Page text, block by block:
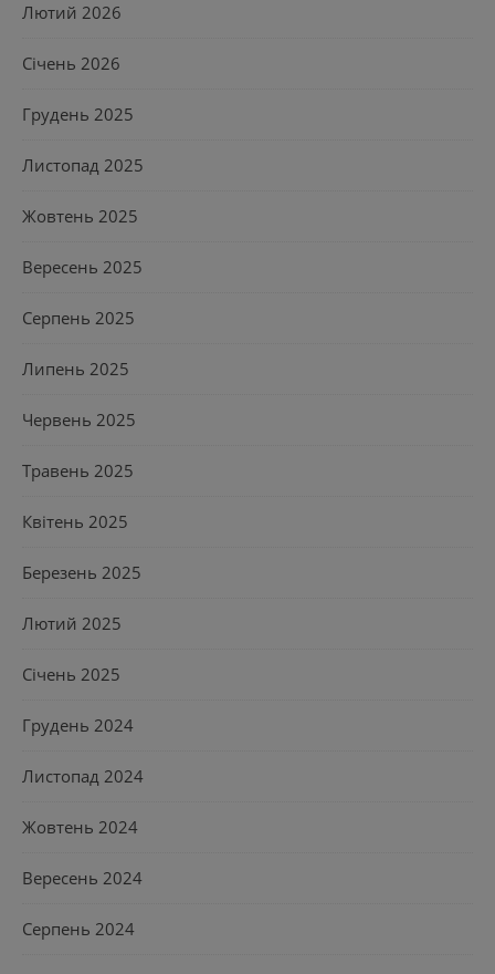
Лютий 2026
Січень 2026
Грудень 2025
Листопад 2025
Жовтень 2025
Вересень 2025
Серпень 2025
Липень 2025
Червень 2025
Травень 2025
Квітень 2025
Березень 2025
Лютий 2025
Січень 2025
Грудень 2024
Листопад 2024
Жовтень 2024
Вересень 2024
Серпень 2024